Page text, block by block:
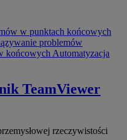
w punktach końcowych
problemów
końcowych Automatyzacja
TeamViewer
rzeczywistości